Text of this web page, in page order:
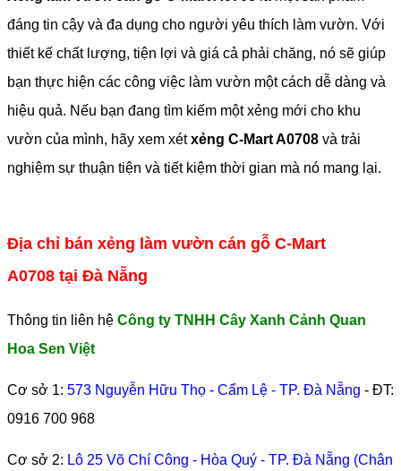
đáng tin cậy và đa dụng cho người yêu thích làm vườn. Với
thiết kế chất lượng, tiện lợi và giá cả phải chăng, nó sẽ giúp
bạn thực hiện các công việc làm vườn một cách dễ dàng và
hiệu quả. Nếu bạn đang tìm kiếm một xẻng mới cho khu
vườn của mình, hãy xem xétxẻng C-Mart A0708 và trải
nghiệm sự thuận tiện và tiết kiệm thời gian mà nó mang lại.
Địa chỉ bán xẻng làm vườn cán gỗ C-Mart
A0708 tại Đà Nẵng
Thông tin liên hệ Công ty TNHH Cây Xanh Cảnh Quan
Hoa Sen Việt
Cơ sở 1: 573 Nguyễn Hữu Thọ - Cẩm Lệ - TP. Đà Nẵng - ĐT:
0916 700 968
Cơ sở 2: Lô 25 Võ Chí Công - Hòa Quý - TP. Đà Nẵng (Chân